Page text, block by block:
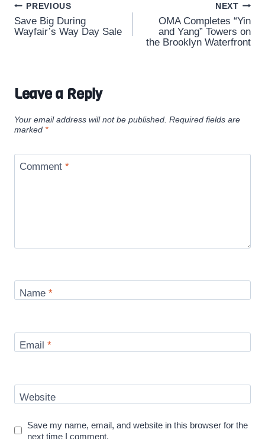
Post
navigation
PREVIOUS
Save Big During
Wayfair’s Way Day Sale
NEXT
OMA Completes “Yin
and Yang” Towers on
the Brooklyn Waterfront
Leave a Reply
Your email address will not be published. Required fields are
marked *
Comment *
Name *
Email *
Website
Save my name, email, and website in this browser for the
next time I comment.